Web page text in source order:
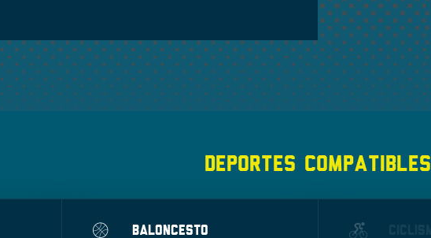
DEPORTES COMPATIBLES
BALONCESTO